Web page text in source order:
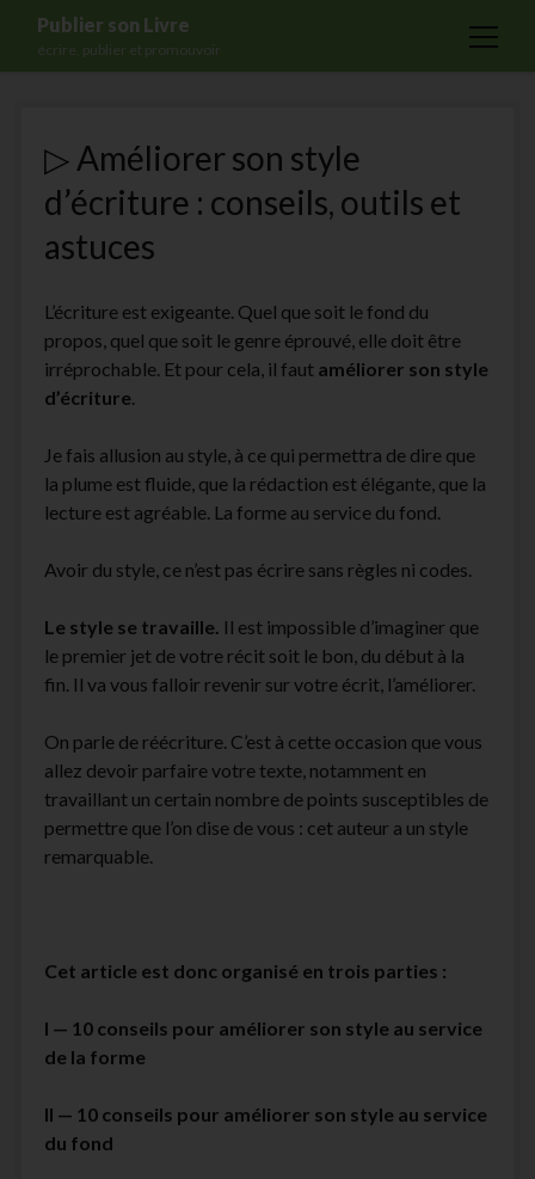
Publier son Livre
écrire, publier et promouvoir
open
Formations
Services
Blog
Maisons d’édition
Ecriture
A propos
Contact
▷ Améliorer son style
d’écriture : conseils, outils et
astuces
L’écriture est exigeante. Quel que soit le fond du
propos, quel que soit le genre éprouvé, elle doit être
irréprochable. Et pour cela, il faut améliorer son style
d’écriture.
Je fais allusion au style, à ce qui permettra de dire que
la plume est fluide, que la rédaction est élégante, que la
lecture est agréable. La forme au service du fond.
Avoir du style, ce n’est pas écrire sans règles ni codes.
Le style se travaille. Il est impossible d’imaginer que
le premier jet de votre récit soit le bon, du début à la
fin. Il va vous falloir revenir sur votre écrit, l’améliorer.
On parle de réécriture. C’est à cette occasion que vous
allez devoir parfaire votre texte, notamment en
travaillant un certain nombre de points susceptibles de
permettre que l’on dise de vous : cet auteur a un style
remarquable.
Cet article est donc organisé en trois parties :
I — 10 conseils pour améliorer son style au service
de la forme
II — 10 conseils pour améliorer son style au service
du fond